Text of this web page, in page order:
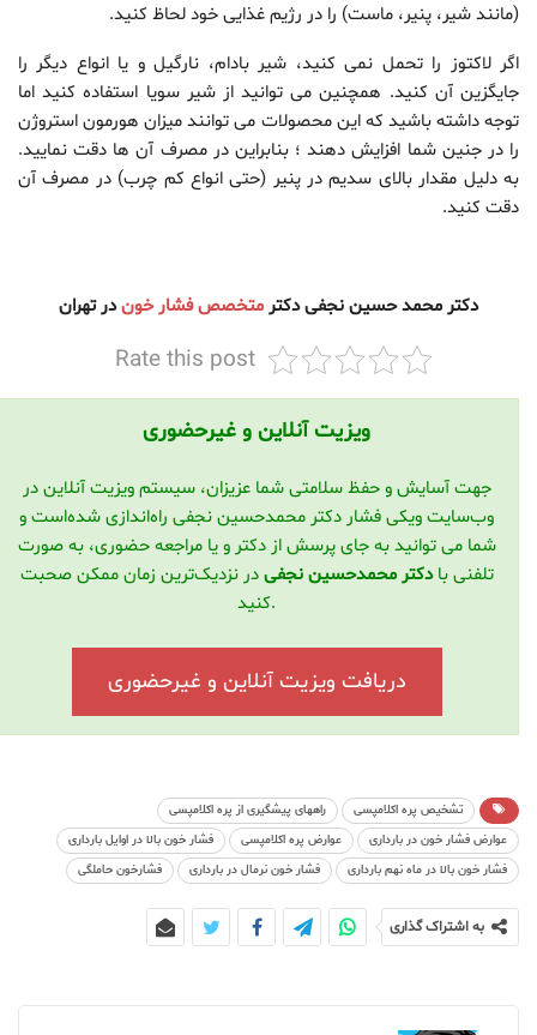
(مانند شیر، پنیر، ماست) را در رژیم غذایی خود لحاظ کنید.
اگر لاکتوز را تحمل نمی کنید، شیر بادام، نارگیل و یا انواع دیگر را
جایگزین آن کنید. همچنین می توانید از شیر سویا استفاده کنید اما
توجه داشته باشید که این محصولات می توانند میزان هورمون استروژن
را در جنین شما افزایش دهند ؛ بنابراین در مصرف آن ها دقت نمایید.
به دلیل مقدار بالای سدیم در پنیر (حتی انواع کم چرب) در مصرف آن
دقت کنید.
دکتر محمد حسین نجفی دکترمتخصص فشار خوندر تهران
Rate this post
ویزیت آنلاین و غیرحضوری
جهت آسایش و حفظ سلامتی شما عزیزان، سیستم ویزیت آنلاین در
وب‌سایت ویکی فشار دکتر محمدحسین نجفی راه‌اندازی شده‌است و
شما می توانید به جای پرسش از دکتر و یا مراجعه حضوری، به صورت
تلفنی بادکتر محمدحسین نجفیدر نزدیک‌ترین زمان ممکن صحبت
کنید.
دریافت ویزیت آنلاین و غیرحضوری
تشخیص پره اکلامپسی
راههای پیشگیری از پره اکلامپسی
عوارض فشار خون در بارداری
عوارض پره اکلامپسی
فشار خون بالا در اوایل بارداری
فشار خون بالا در ماه نهم بارداری
فشار خون نرمال در بارداری فشارخون حاملگی
به اشتراک گذاری